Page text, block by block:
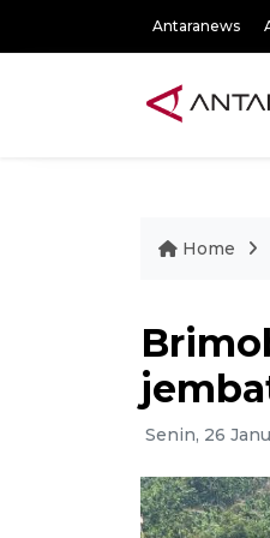
Antaranews
Home
Senin, 26